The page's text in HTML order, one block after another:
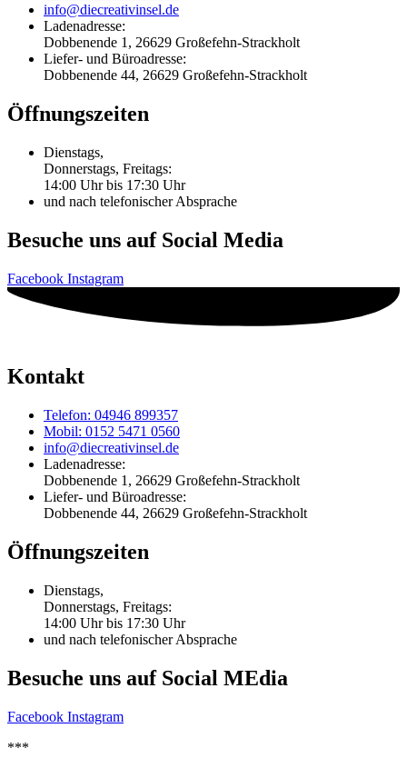
info@diecreativinsel.de
Ladenadresse:
Dobbenende 1, 26629 Großefehn-Strackholt
Liefer- und Büroadresse:
Dobbenende 44, 26629 Großefehn-Strackholt
Öffnungszeiten
Dienstags,
Donnerstags, Freitags:
14:00 Uhr bis 17:30 Uhr
und nach telefonischer Absprache
Besuche uns auf Social Media
Facebook Instagram
Kontakt
Telefon: 04946 899357
Mobil: 0152 5471 0560
info@diecreativinsel.de
Ladenadresse:
Dobbenende 1, 26629 Großefehn-Strackholt
Liefer- und Büroadresse:
Dobbenende 44, 26629 Großefehn-Strackholt
Öffnungszeiten
Dienstags,
Donnerstags, Freitags:
14:00 Uhr bis 17:30 Uhr
und nach telefonischer Absprache
Besuche uns auf Social MEdia
Facebook Instagram
***